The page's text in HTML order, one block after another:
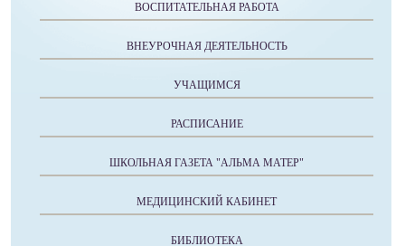
ВОСПИТАТЕЛЬНАЯ РАБОТА
ВНЕУРОЧНАЯ ДЕЯТЕЛЬНОСТЬ
УЧАЩИМСЯ
РАСПИСАНИЕ
ШКОЛЬНАЯ ГАЗЕТА "АЛЬМА МАТЕР"
МЕДИЦИНСКИЙ КАБИНЕТ
БИБЛИОТЕКА